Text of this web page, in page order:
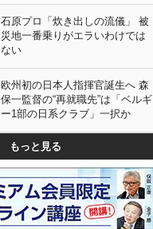
石原プロ「炊き出しの流儀」 被
災地一番乗りがエラいわけでは
ない
欧州初の日本人指揮官誕生へ 森
保一監督の“再就職先”は「ベルギ
ー1部の日系クラブ」一択か
もっと見る